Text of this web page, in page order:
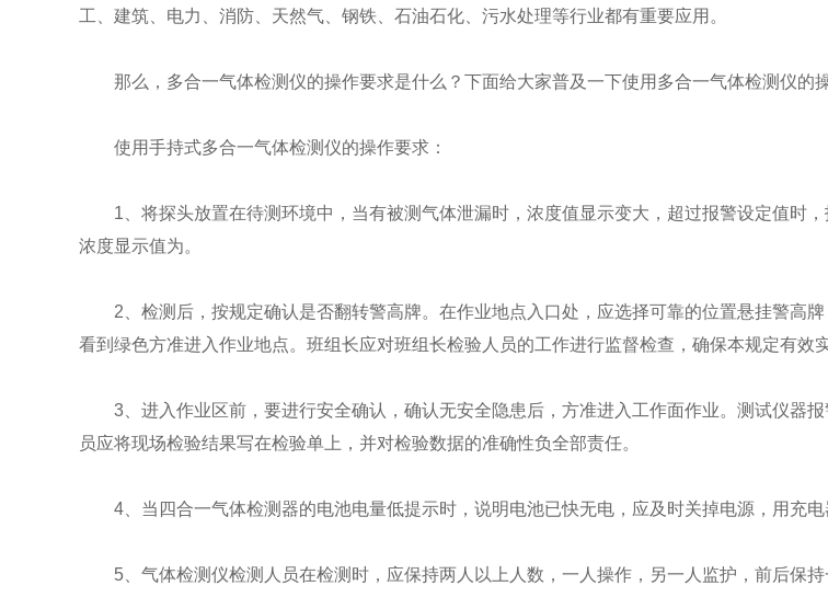
工、建筑、电力、消防、天然气、钢铁、石油石化、污水处理等行业都有重要应用。
那么，多合一气体检测仪的操作要求是什么？下面给大家普及一下使用多合一气体检测仪的操
使用手持式多合一气体检测仪的操作要求：
1、将探头放置在待测环境中，当有被测气体泄漏时，浓度值显示变大，超过报警设定值时
浓度显示值为。
2、检测后，按规定确认是否翻转警高牌。在作业地点入口处，应选择可靠的位置悬挂警高
看到绿色方准进入作业地点。班组长应对班组长检验人员的工作进行监督检查，确保本规定有效实
3、进入作业区前，要进行安全确认，确认无安全隐患后，方准进入工作面作业。测试仪器
员应将现场检验结果写在检验单上，并对检验数据的准确性负全部责任。
4、当四合一气体检测器的电池电量低提示时，说明电池已快无电，应及时关掉电源，用充电
5、气体检测仪检测人员在检测时，应保持两人以上人数，一人操作，另一人监护，前后保